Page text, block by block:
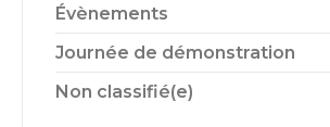
Évènements
Journée de démonstration
Non classifié(e)